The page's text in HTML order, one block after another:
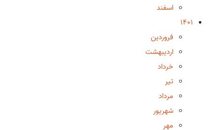
اسفند
1401
فروردین
اردیبهشت
خرداد
تیر
مرداد
شهریور
مهر